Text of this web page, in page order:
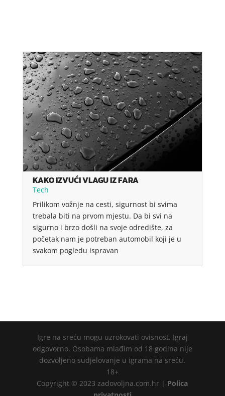
KAKO IZVUĆI VLAGU IZ FARA
Tech
Prilikom vožnje na cesti, sigurnost bi svima
trebala biti na prvom mjestu. Da bi svi na
sigurno i brzo došli na svoje odredište, za
početak nam je potreban automobil koji je u
svakom pogledu ispravan
Igre na sreću mogu uzrokovati ovisnost. Igraj
odgovorno. Osobama mlađim od 18 godina nije
dozvoljeno sudjelovanje u igrama na sreću.
18+
Copyright © 2023 zadovoljna.com.hr | Polica